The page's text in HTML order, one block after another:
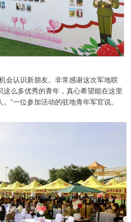
会认识新朋友。非常感谢这次军地联
么多优秀的青年，真心希望能在这里
”一位参加活动的驻地青年军官说。